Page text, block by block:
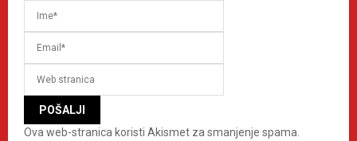
Ova web-stranica koristi Akismet za smanjenje spama.